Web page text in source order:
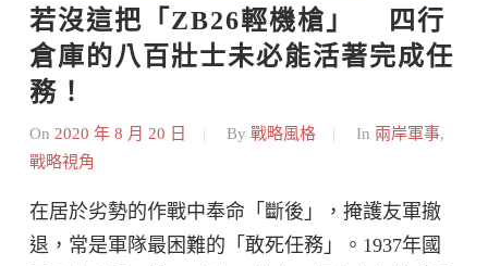
若沒這把「ZB26輕機槍」    四行
倉庫的八百壯士未必能活著完成任
務！
On 2020 年 8 月 20 日 By 戰略風格 In 兩岸軍事,
戰略視角
在居於劣勢的作戰中奉命「斷後」，掩護友軍撤
退，常是軍隊最困難的「敢死任務」。1937年國